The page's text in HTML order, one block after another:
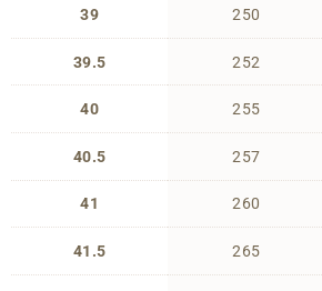
39
39.5
40
40.5
41
41.5
250
252
255
257
260
265